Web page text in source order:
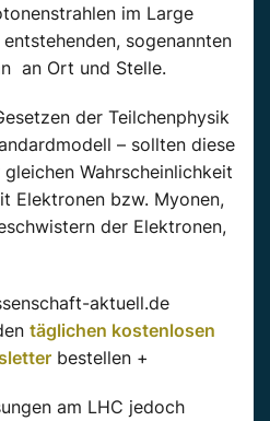
im Large
sogenannten
an Ort und Stelle.
der Teilchenphysik
– sollten diese
Wahrscheinlichkeit
Elektronen bzw. Myonen,
der Elektronen,
aktuell.de
täglichen kostenlosen
bestellen +
am LHC jedoch